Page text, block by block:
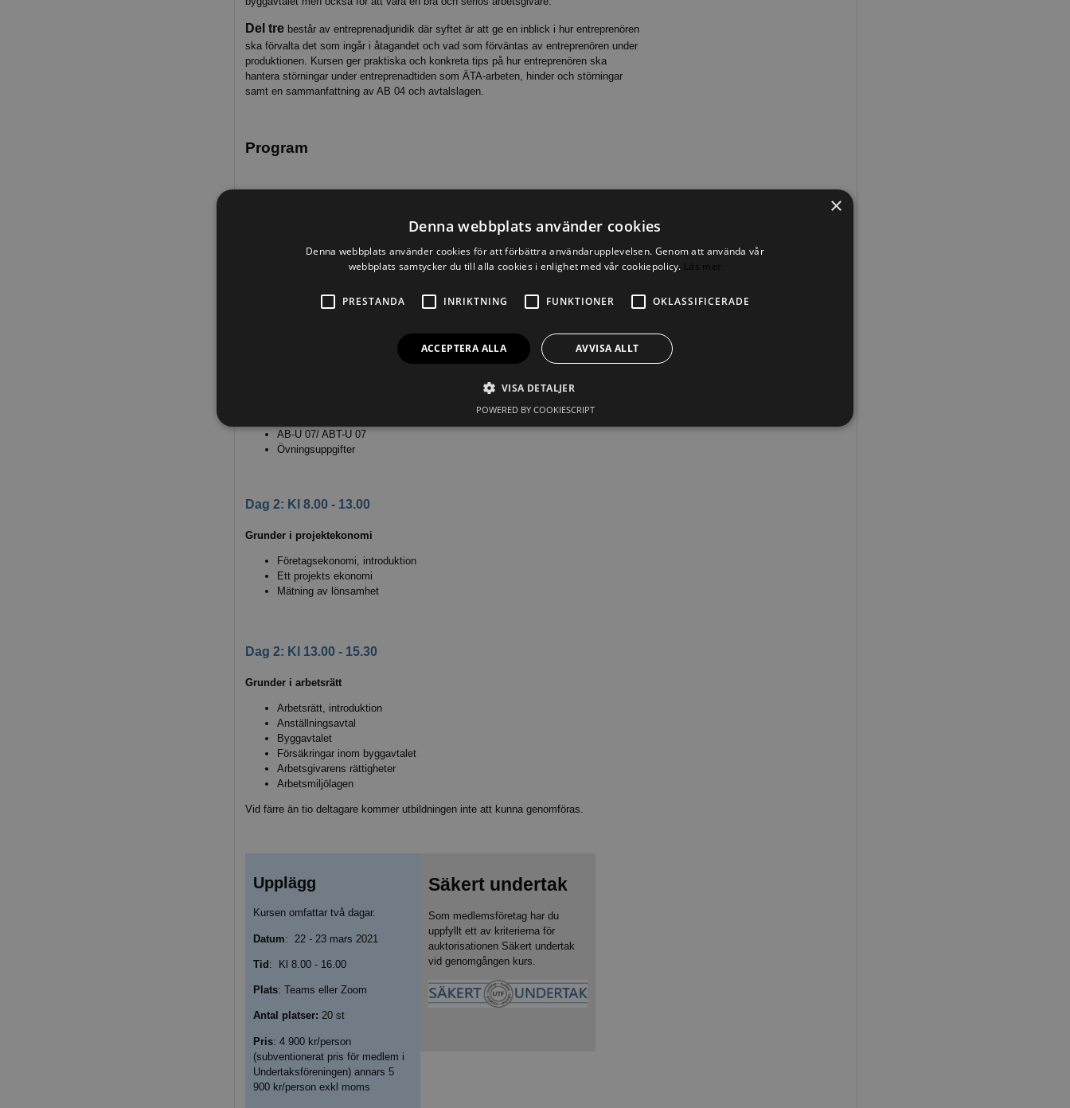
Del tre består av entreprenadjuridik där syftet är att ge en inblick i hur entreprenören
ska förvalta det som ingår i åtagandet och vad som förväntas av entreprenören under
produktionen. Kursen ger praktiska och konkreta tips på hur entreprenören ska
hantera störningar under entreprenadtiden som ÄTA-arbeten, hinder och störningar
samt en sammanfattning av AB 04 och avtalslagen.
Program
Introduktion till entreprenadrätten
Översikt om lagar och standardavtal
Övningsuppgifter, allmän avtalsrätt
AB-U 07/ ABT-U 07
Övningsuppgifter
Dag 2: Kl 8.00 - 13.00
Grunder i projektekonomi
Företagsekonomi, introduktion
Ett projekts ekonomi
Mätning av lönsamhet
Dag 2: Kl 13.00 - 15.30
Grunder i arbetsrätt
Arbetsrätt, introduktion
Anställningsavtal
Byggavtalet
Försäkringar inom byggavtalet
Arbetsgivarens rättigheter
Arbetsmiljölagen
Vid färre än tio deltagare kommer utbildningen inte att kunna genomföras.
Upplägg
Kursen omfattar två dagar.
Datum: 22 - 23 mars 2021
Tid : Kl 8.00 - 16.00
Plats: Teams eller Zoom
Antal platser: 20 st
Pris: 4 900 kr/person
(subventionerat pris för medlem i
Undertaksföreningen) annars 5
900 kr/person exkl moms
Säkert undertak
Som medlemsföretag har du
uppfyllt ett av kriterierna för
auktorisationen Säkert undertak
vid genomgången kurs.
×
Denna webbplats använder cookies
Denna webbplats använder cookies för att förbättra användarupplevelsen. Genom att använda vår
webbplats samtycker du till alla cookies i enlighet med vår cookiepolicy. Läs mer
PRESTANDA INRIKTNING FUNKTIONER OKLASSIFICERADE
ACCEPTERA ALLA AVVISA ALLT
VISA DETALJER
POWERED BY COOKIESCRIPT